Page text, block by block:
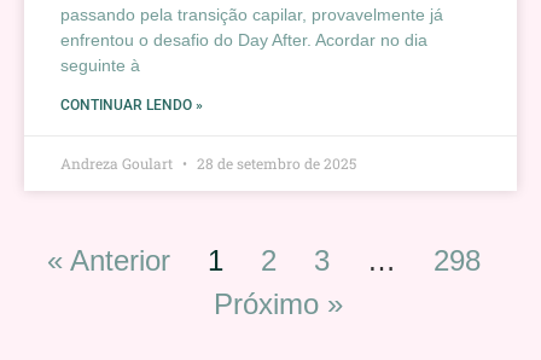
passando pela transição capilar, provavelmente já
enfrentou o desafio do Day After. Acordar no dia
seguinte à
CONTINUAR LENDO »
Andreza Goulart 28 de setembro de 2025
« Anterior 1 2 3 …
298
Próximo »